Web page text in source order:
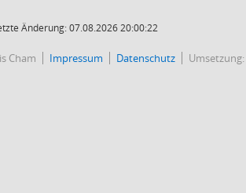
Änderung: 07.08.2026 20:00:22
Cham Impressum Datenschutz Umsetzung: